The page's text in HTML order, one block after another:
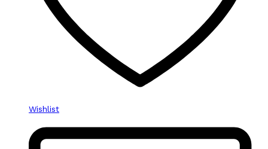
Wishlist